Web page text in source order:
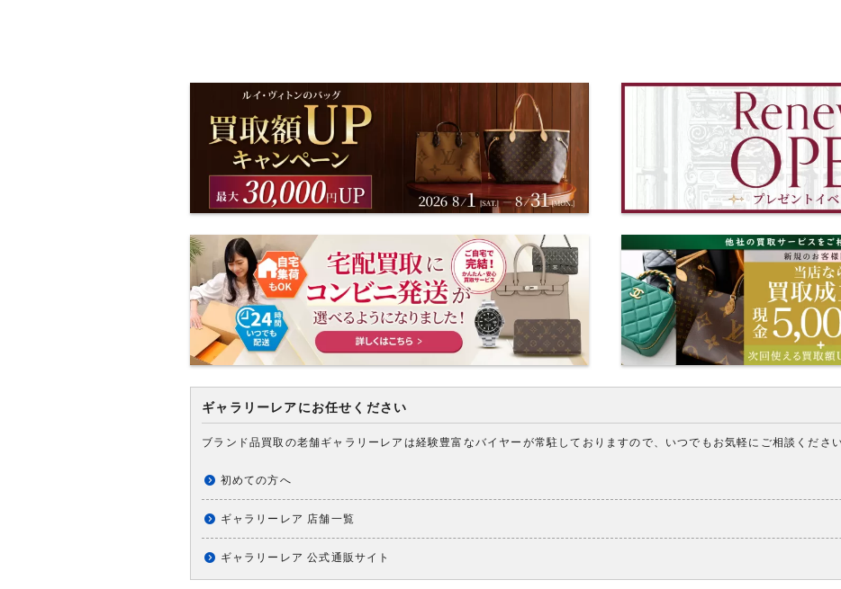
ギャラリーレアにお任せください
ブランド品買取の老舗ギャラリーレアは経験豊富なバイヤーが常駐しておりますので、いつでもお気軽にご相談ください
初めての方へ
ギャラリーレア 店舗一覧
ギャラリーレア 公式通販サイト